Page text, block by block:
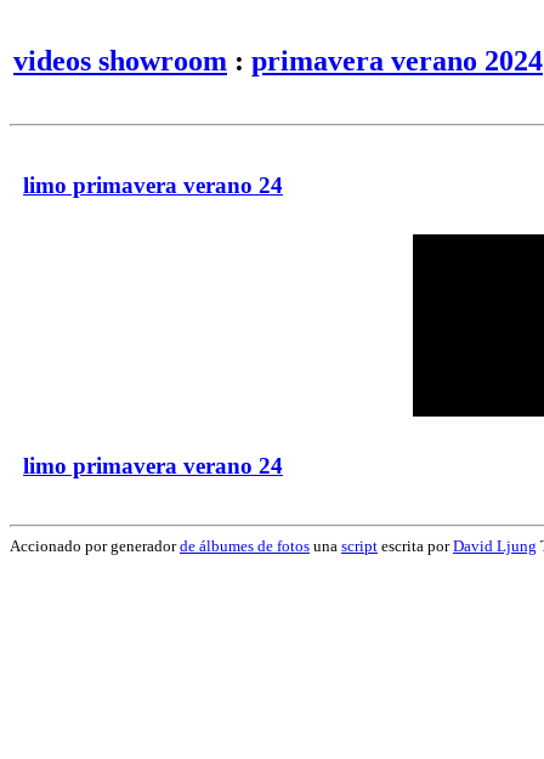
videos showroom : primavera verano 2024
limo primavera verano 24
limo primavera verano 24
Accionado por generadorde álbumes de fotos una script escrita porDavid Ljung